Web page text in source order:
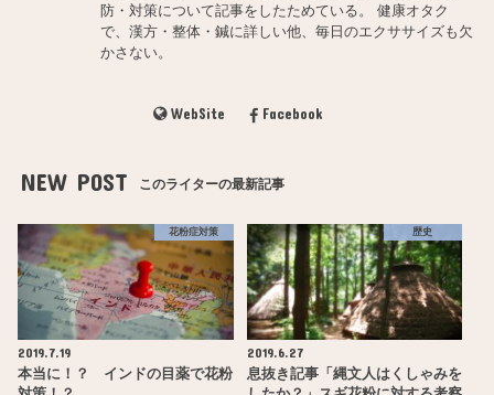
防・対策について記事をしたためている。 健康オタク
で、漢方・整体・鍼に詳しい他、毎日のエクササイズも欠
かさない。
WebSite Facebook
NEW POST このライターの最新記事
花粉症対策
2019.7.19
本当に！？ インドの目薬で花粉
歴史
2019.6.27
息抜き記事「縄文人はくしゃみを